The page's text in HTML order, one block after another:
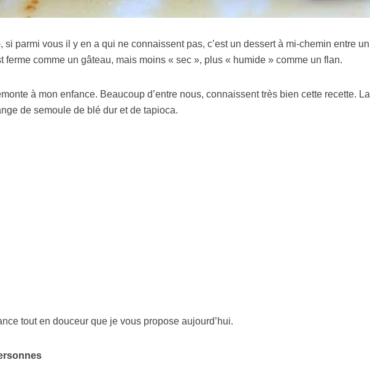
si parmi vous il y en a qui ne connaissent pas, c’est un dessert à mi-chemin entre un
ferme comme un gâteau, mais moins « sec », plus « humide » comme un flan.
à mon enfance. Beaucoup d’entre nous, connaissent très bien cette recette. La
de semoule de blé dur et de tapioca.
tout en douceur que je vous propose aujourd’hui.